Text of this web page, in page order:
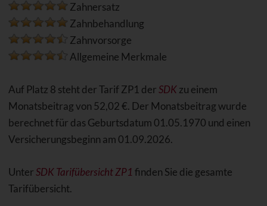
Zahnersatz
Zahnbehandlung
Zahnvorsorge
Allgemeine Merkmale
Auf Platz 8 steht der Tarif ZP1 derSDKzu einem
Monatsbeitrag von 52,02 €. Der Monatsbeitrag wurde
berechnet für das Geburtsdatum 01.05.1970 und einen
Versicherungsbeginn am 01.09.2026.
UnterSDK Tarifübersicht ZP1finden Sie die gesamte
Tarifübersicht.